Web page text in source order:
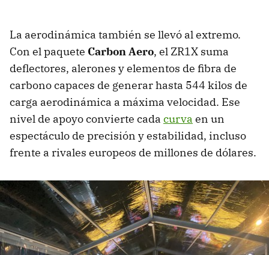
La aerodinámica también se llevó al extremo.
Con el paquete Carbon Aero, el ZR1X suma
deflectores, alerones y elementos de fibra de
carbono capaces de generar hasta 544 kilos de
carga aerodinámica a máxima velocidad. Ese
nivel de apoyo convierte cada curva en un
espectáculo de precisión y estabilidad, incluso
frente a rivales europeos de millones de dólares.